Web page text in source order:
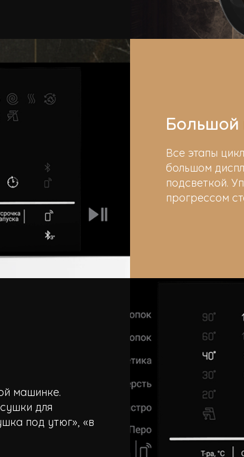
Большой
Все этапы
большом
подсветкой.
прогрессом
машинке.
для
под утюг», «в